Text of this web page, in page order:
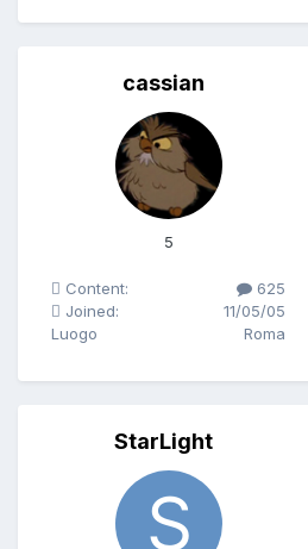
cassian
5
Content:
625
Joined:
11/05/05
Luogo
Roma
StarLight